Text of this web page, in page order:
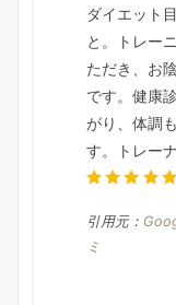
ダイエット
と。トレー
ただき、お
です。健康
がり、体調
す。トレー
引用元：
ミ